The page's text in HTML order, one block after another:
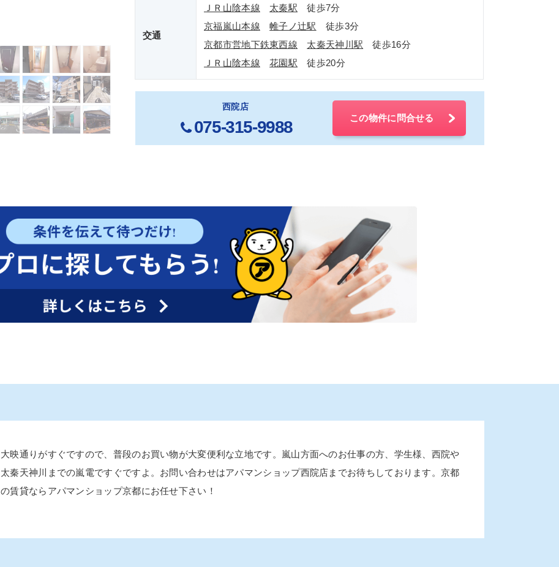
交通
ＪＲ山陰本線 太秦駅 徒歩7分
京福嵐山本線
帷子ノ辻駅 徒歩3分
京都市営地下鉄東西線
太秦天神川駅 徒歩16分
ＪＲ山陰本線
花園駅 徒歩20分
西院店
075-315-9988 この物件に問合せる
大映通りがすぐですので、普段のお買い物が大変便利な立地です。嵐山方面へのお仕事の方、学生様、西院や
太秦天神川までの嵐電ですぐですよ。お問い合わせはアパマンショップ西院店までお待ちしております。京都
の賃貸ならアパマンショップ京都にお任せ下さい！